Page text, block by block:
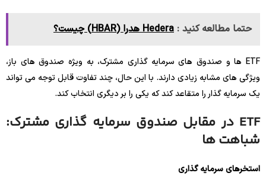
حتما مطالعه کنید : Hedera هدرا (HBAR) چیست؟
ETF ها و صندوق های سرمایه گذاری مشترک، به ویژه صندوق های باز،
ویژگی های مشابه زیادی دارند. با این حال، چند تفاوت قابل توجه می تواند
یک سرمایه گذار را متقاعد کند که یکی را بر دیگری انتخاب کند.
ETF در مقابل صندوق سرمایه گذاری مشترک:
شباهت ها
استخرهای سرمایه گذاری